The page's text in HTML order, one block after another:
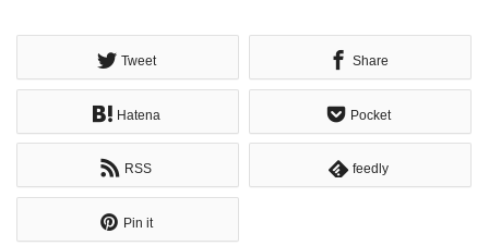
Tweet Share
Hatena Pocket
RSS feedly
Pin it